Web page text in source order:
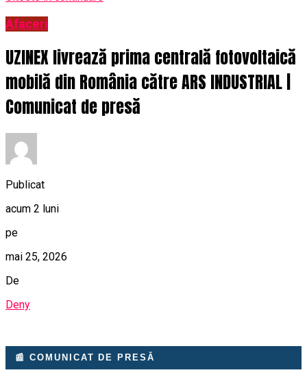
Afaceri
UZINEX livrează prima centrală fotovoltaică
mobilă din România către ARS INDUSTRIAL |
Comunicat de presă
Publicat
acum 2 luni
pe
mai 25, 2026
De
Deny
📰 COMUNICAT DE PRESĂ